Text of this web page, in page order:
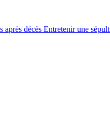
après décès Entretenir une